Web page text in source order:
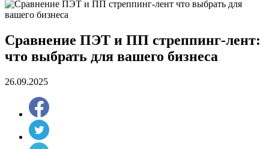
Сравнение ПЭТ и ПП стреппинг-лент:
что выбрать для вашего бизнеса
26.09.2025